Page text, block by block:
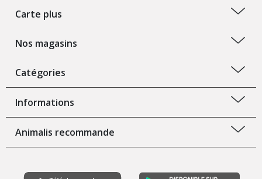
Carte plus
Nos magasins
Catégories
Informations
Animalis recommande